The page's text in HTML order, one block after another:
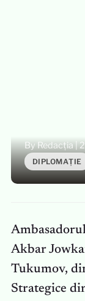
By Redacția|
DIPLOMAȚIE
Akbar
Tukumov,
Strategice